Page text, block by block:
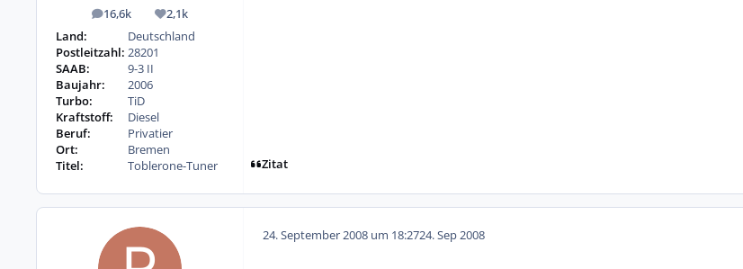
16,6k
Beiträge 2,1k
Reputation
Land:
Deutschland
Postleitzahl: 28201
SAAB:
9-3 II
Baujahr:
2006
Turbo:
TiD
Kraftstoff:
Diesel
Beruf:
Privatier
Ort:
Bremen
Titel:
Toblerone-Tuner Zitat
24. September 2008 um 18:2724. Sep 2008